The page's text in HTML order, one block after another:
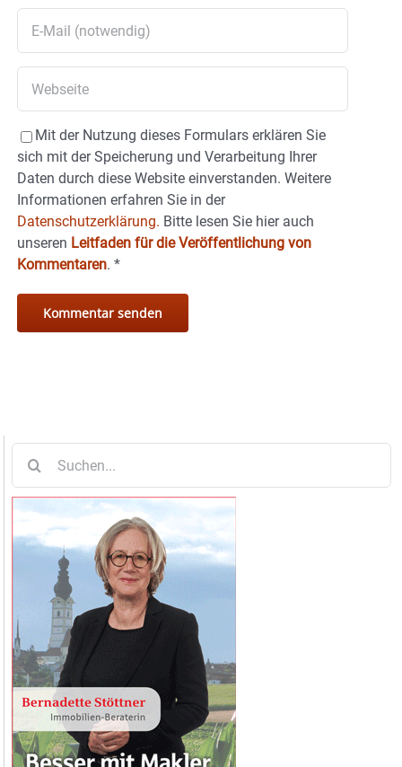
Mit der Nutzung dieses Formulars erklären Sie
sich mit der Speicherung und Verarbeitung Ihrer
Daten durch diese Website einverstanden. Weitere
Informationen erfahren Sie in der
Datenschutzerklärung. Bitte lesen Sie hier auch
unseren Leitfaden für die Veröffentlichung von
Kommentaren. *
nach: